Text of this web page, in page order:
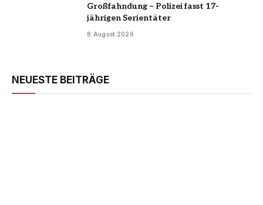
Großfahndung – Polizei fasst 17-
jährigen Serientäter
8 August 2026
NEUESTE BEITRÄGE